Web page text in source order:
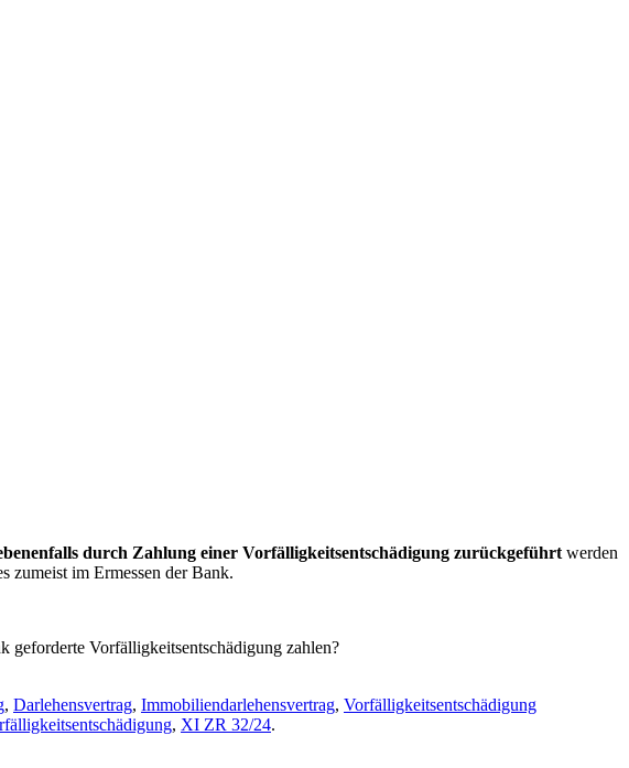
durch Zahlung einer Vorfälligkeitsentschädigung zurückgeführt werden
zumeist im Ermessen der Bank.
geforderte Vorfälligkeitsentschädigung zahlen?
, Darlehensvertrag, Immobiliendarlehensvertrag, Vorfälligkeitsentschädigung
, XI ZR 32/24.